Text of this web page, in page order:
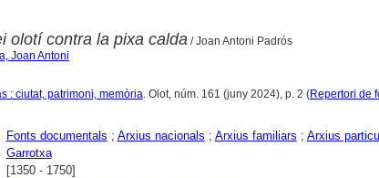
olotí contra la pixa calda/ Joan Antoni Padrós
Joan Antoni
: ciutat, patrimoni, memòria. Olot, núm. 161 (juny 2024), p. 2 (Repertori de
Fonts documentals ; Arxius nacionals ; Arxius familiars ; Arxius
Garrotxa
[1350 - 1750]